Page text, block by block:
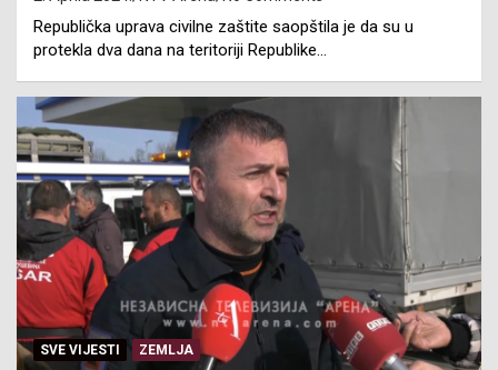
Republička uprava civilne zaštite saopštila je da su u
protekla dva dana na teritoriji Republike…
SVE VIJESTI ZEMLJA